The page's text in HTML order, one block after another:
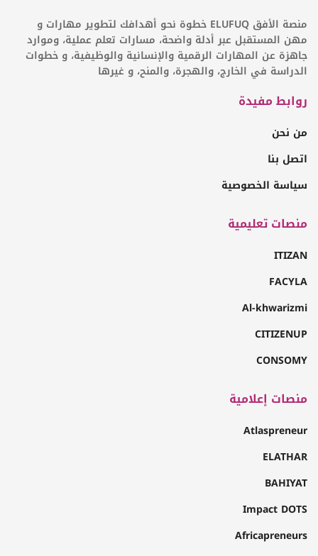
منصة الأفق ELUFUQ خطوة نحو أهدافك لتطوير مهارات و
مهن المستقبل عبر أدلة واضحة، مسارات تعلم عملية، وموارد
جاهزة عن المهارات الرقمية والإنسانية والوظيفية، و خطوات
الدراسة في الخارج، والهجرة، والمنح، و غيرها
روابط مفيدة
من نحن
اتصل بنا
سياسة الخصوصية
منصات تعليمية
ITIZAN
FACYLA
Al-khwarizmi
CITIZENUP
CONSOMY
منصات إعلامية
Atlaspreneur
ELATHAR
BAHIYAT
Impact DOTS
Africapreneurs